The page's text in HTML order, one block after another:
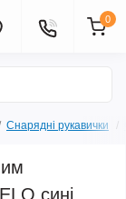
0
Снарядні рукавички
сині